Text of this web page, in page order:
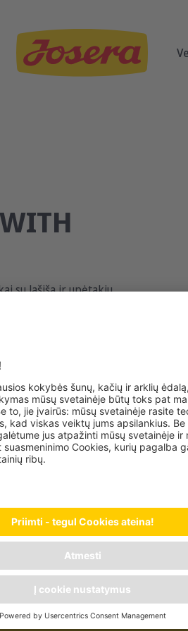
su lašiša ir upėtakiu
skanėstas, ar nedidelio
ir upėtakiu priverčia kačių
pasižymi ne tik
lazdeles labai lengva dalyti į
pakuotėje yra 7
padalyti.